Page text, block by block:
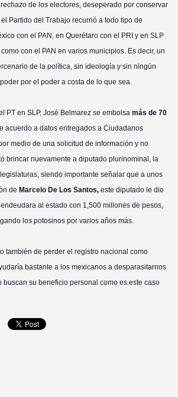
de los electores, deseperado por conservar
Partido del Trabajo recurrió a todo tipo de
con el PAN, en Querétaro con el PRI y en SLP
con el PAN en varios municipios. Es decir, un
de la política, sin ideología y sin ningún
por el poder a costa de lo que sea.
PT en SLP, José Belmarez se embolsa más de 70
acuerdo a datos entregados a Ciudadanos
medio de una solicitud de información y no
brincar nuevamente a diputado plurinominal, la
siendo importante señalar que a unos
de Marcelo De Los Santos,este diputado le dio
al estado con 1,500 millones de pesos,
los potosinos por varios años más.
también de perder el registro nacional como
bastante a los mexicanos a desparasitarnos
buscan su beneficio personal como es este caso